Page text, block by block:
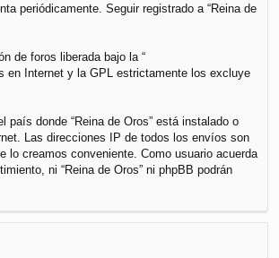
e
periódicamente. Seguir registrado a “Reina de
de foros liberada bajo la “
en Internet y la GPL estrictamente los excluye
donde “Reina de Oros” está instalado o
Las direcciones IP de todos los envíos son
lo creamos conveniente. Como usuario acuerda
ni “Reina de Oros” ni phpBB podrán